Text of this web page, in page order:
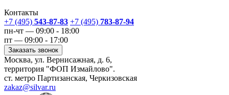
Контакты
+7 (495) 543-87-83 +7 (495) 783-87-94
пн-чт — 09:00 - 18:00
пт — 09:00 - 17:00
Заказать звонок
Москва, ул. Вернисажная, д. 6,
территория "ФОП Измайлово".
ст. метро Партизанская, Черкизовская
zakaz@silvar.ru